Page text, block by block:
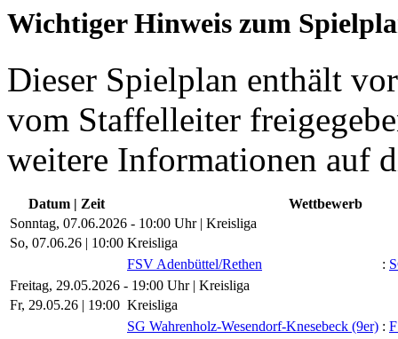
Wichtiger Hinweis zum
Dieser Spielplan enthält
vom Staffelleiter
weitere Informationen auf
Datum | Zeit
Wettbewerb
Sonntag, 07.06.2026 - 10:00 Uhr | Kreisliga
So, 07.06.26 | 10:00 Kreisliga
FSV Adenbüttel/​Rethen
:
Freitag, 29.05.2026 - 19:00 Uhr | Kreisliga
Fr, 29.05.26 | 19:00 Kreisliga
SG Wahrenholz-Wesendorf-Knesebeck (9er) :